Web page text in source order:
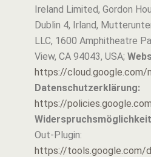
Ireland Limited, Gordon
Dublin 4, Irland,
LLC, 1600 Amphitheatre
View, CA 94043, USA;
https://cloud.google.com/
Datenschutzerklärung:
https://
Out-Plugin:
https://tools.google.com/